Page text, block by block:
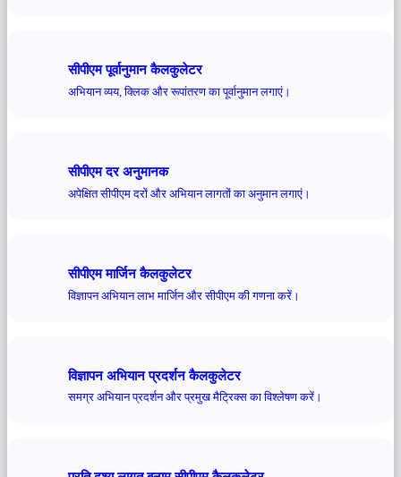
सीपीएम पूर्वानुमान कैलकुलेटर
अभियान व्यय, क्लिक और रूपांतरण का पूर्वानुमान लगाएं।
सीपीएम दर अनुमानक
अपेक्षित सीपीएम दरों और अभियान लागतों का अनुमान लगाएं।
सीपीएम मार्जिन कैलकुलेटर
विज्ञापन अभियान लाभ मार्जिन और सीपीएम की गणना करें।
विज्ञापन अभियान प्रदर्शन कैलकुलेटर
समग्र अभियान प्रदर्शन और प्रमुख मैट्रिक्स का विश्लेषण करें।